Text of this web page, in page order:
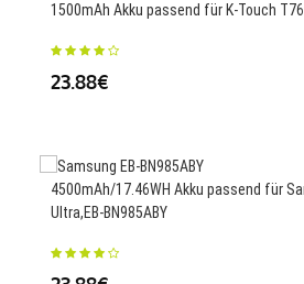
1500mAh Akku passend für K-Touch
23.88€
4500mAh/17.46WH Akku passend für
Ultra,EB-BN985ABY